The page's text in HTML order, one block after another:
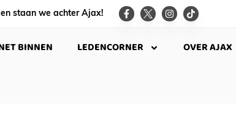
staan we achter Ajax!
BINNEN LEDENCORNER OVER AJAX